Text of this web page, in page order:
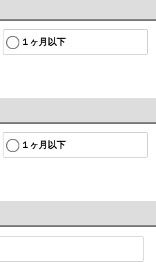
１ヶ月以下
１ヶ月以下